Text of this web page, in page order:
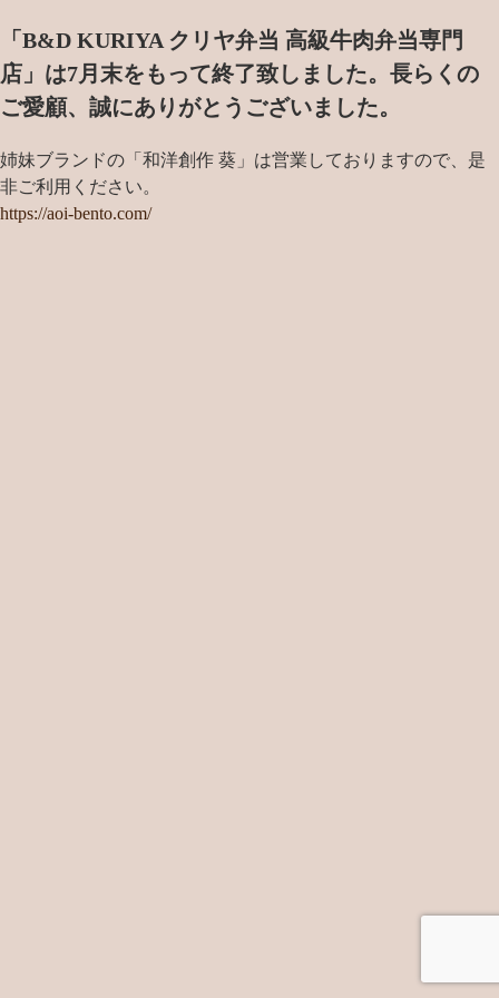
「B&D KURIYA クリヤ弁当 高級牛肉弁当専門
店」は7月末をもって終了致しました。 長らくの
ご愛顧、誠にありがとうございました。
姉妹ブランドの「和洋創作 葵」は営業しておりますので、是
非ご利用ください。
https://aoi-bento.com/